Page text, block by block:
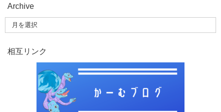
Archive
相互リンク